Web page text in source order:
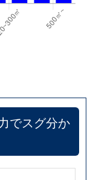
でスグ分か